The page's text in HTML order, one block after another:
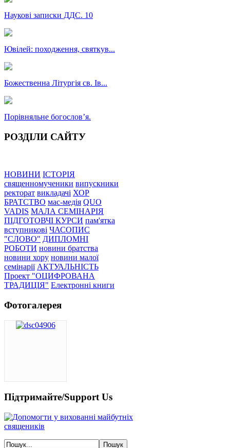
Наукові записки ДДС. 10
Ювілей: походження, святкув...
Божественна Літургія св. Ів...
Порівняльне богословʼя.
РОЗДІЛИ САЙТУ
НОВИНИ ІСТОРІЯ
священномученики випускники
ректорат викладачі ХОР
БРАТСТВО мас-медія QUO
VADIS МАЛА СЕМІНАРІЯ
ПІДГОТОВЧІ КУРСИ пам'ятка
вступникові ЧАСОПИС
"СЛОВО" ДИПЛОМНІ
РОБОТИ новини братства
новини хору новини малої
семінарії АКТУАЛЬНІСТЬ
Проект "ОЦИФРОВАНА
ТРАДИЦІЯ" Електронні книги
Фотогалерея
Підтримайте/Support Us